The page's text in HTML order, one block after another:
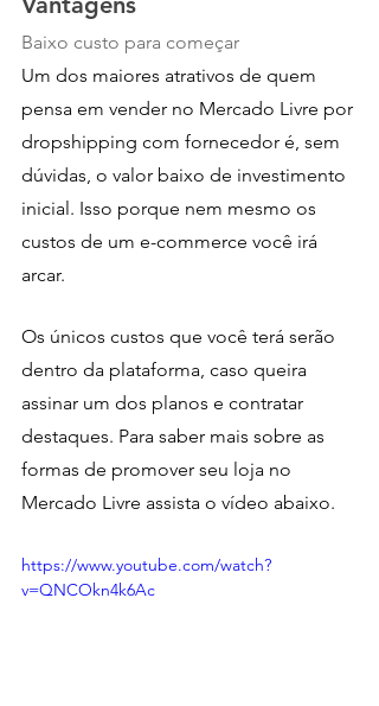
Baixo custo para começar
Um dos maiores atrativos de quem
pensa em vender no Mercado Livre por
dropshipping com fornecedor é, sem
dúvidas, o valor baixo de investimento
inicial. Isso porque nem mesmo os
custos de um e-commerce você irá
arcar.
Os únicos custos que você terá serão
dentro da plataforma, caso queira
assinar um dos planos e contratar
destaques. Para saber mais sobre as
formas de promover seu loja no
Mercado Livre assista o vídeo abaixo.
https://www.youtube.com/watch?
v=QNCOkn4k6Ac